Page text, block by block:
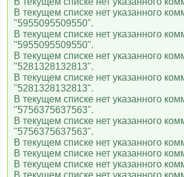
В текущем списке нет указанного
"5955095509550".
В текущем списке нет указанного
"5955095509550".
В текущем списке нет указанного
"5281328132813".
В текущем списке нет указанного
"5281328132813".
В текущем списке нет указанного
"5756375637563".
В текущем списке нет указанного
"5756375637563".
В текущем списке нет указанного
В текущем списке нет указанного
В текущем списке нет указанного
В текущем списке нет указанного